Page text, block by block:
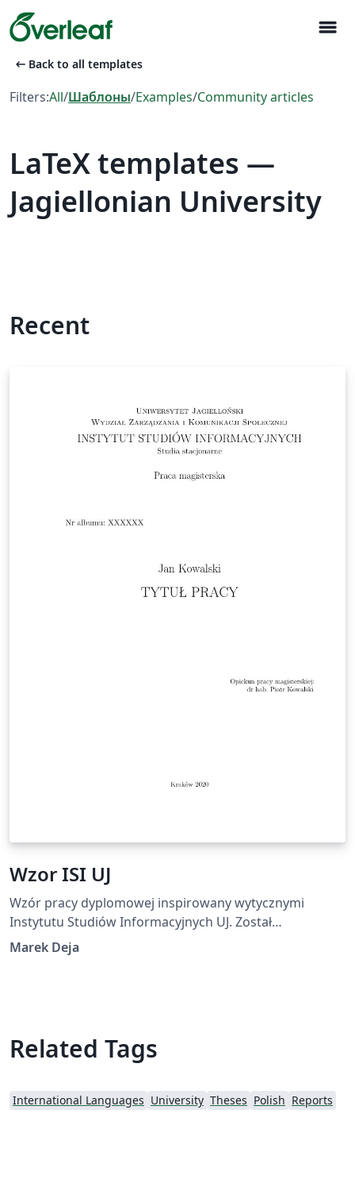
menu
arrow_left_alt Back to all templates
Filters:All/Шаблоны/Examples/Community articles
LaTeX templates —
Jagiellonian University
Recent
Wzor ISI UJ
Wzór pracy dyplomowej inspirowany wytycznymi
Instytutu Studiów Informacyjnych UJ. Został
przygotowany jako nieoficjalna pomoc dydaktyczna dla
studentów kierunku "Zarządzanie informacją" I i II
Marek Deja
Related Tags
International Languages University Theses Polish Reports